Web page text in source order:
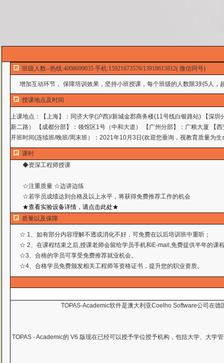
班级人数--热线:4008699035 手机:15921673576/13918613812( 微信同号)
增加互动环节， 保障培训效果，坚持小班授课，每个班级的人数限3到5人，
授课地点及时间
上课地点：
【上海】：同济大学(沪西)/新城金郡商务楼(11号线白银路站) 【深
新二路） 【成都分部】：领馆区1号（中和大道） 【广州分部】：广粮大厦 【
开班时间(连续班/晚班/周末班）：2021年10月3日(欢迎您垂询，视教育质量为生
课时
◆资深工程师授课
☆注重质量 ☆边讲边练
☆若学员成绩达到合格及以上水平，将获得免费推荐工作的机会
★查看实验设备详情，请点击此处★
质量以及保障
☆ 1、如有部分内容理解不透或消化不好，可免费在以后培训班中重听；
☆ 2、在课程结束之后,授课老师会留给学员手机和E-mail,免费提供半年的课
☆3、合格的学员可享受免费推荐就业机会。
☆4、合格学员免费颁发相关工程师等资格证书，提升您的职业资质。
TOPAS-Academic软件是澳大利亚Coelho Software公司在
TOPAS - Academic的 V6 版现在已经可以授予学位授予机构，包括大学、大学